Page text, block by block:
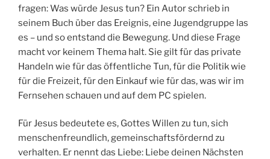
fragen: Was würde Jesus tun? Ein Autor schrieb in
seinem Buch über das Ereignis, eine Jugendgruppe las
es – und so entstand die Bewegung. Und diese Frage
macht vor keinem Thema halt. Sie gilt für das private
Handeln wie für das öffentliche Tun, für die Politik wie
für die Freizeit, für den Einkauf wie für das, was wir im
Fernsehen schauen und auf dem PC spielen.
Für Jesus bedeutete es, Gottes Willen zu tun, sich
menschenfreundlich, gemeinschaftsfördernd zu
verhalten. Er nennt das Liebe: Liebe deinen Nächsten